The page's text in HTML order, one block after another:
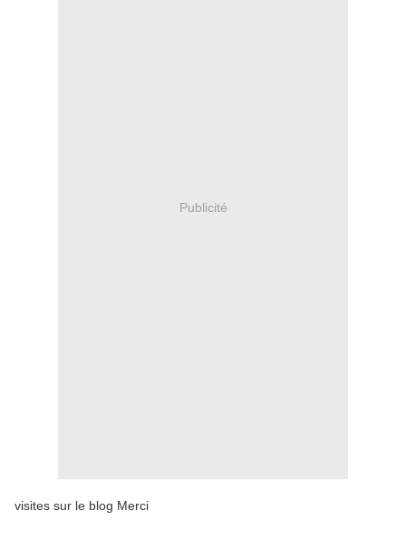
Publicité
visites sur le blog Merci